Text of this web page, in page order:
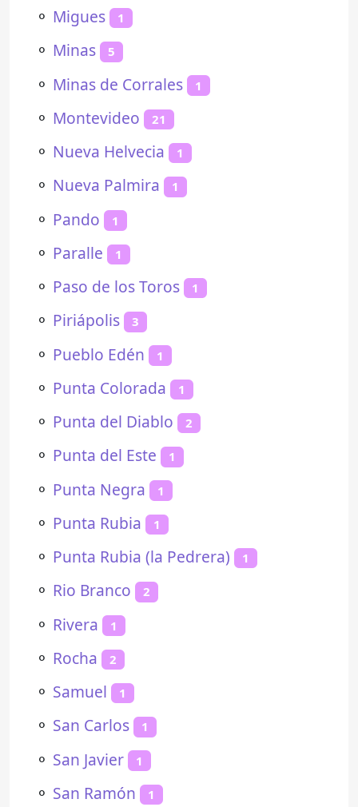
⚬ Migues 1
⚬ Minas 5
⚬ Minas de Corrales 1
⚬ Montevideo 21
⚬ Nueva Helvecia 1
⚬ Nueva Palmira 1
⚬ Pando 1
⚬ Paralle 1
⚬ Paso de los Toros 1
⚬ Piriápolis 3
⚬ Pueblo Edén 1
⚬ Punta Colorada 1
⚬ Punta del Diablo 2
⚬ Punta del Este 1
⚬ Punta Negra 1
⚬ Punta Rubia 1
⚬ Punta Rubia (la Pedrera) 1
⚬ Rio Branco 2
⚬ Rivera 1
⚬ Rocha 2
⚬ Samuel 1
⚬ San Carlos 1
⚬ San Javier 1
⚬ San Ramón 1